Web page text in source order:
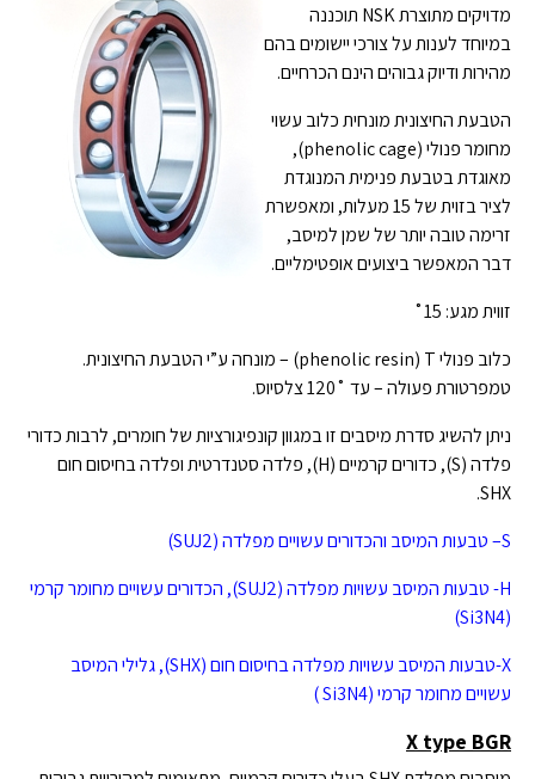
מדויקים מתוצרת NSK תוכננה
במיוחד לענות על צורכי יישומים בהם
מהירות ודיוק גבוהים הינם הכרחיים.
הטבעת החיצונית מונחית כלוב עשוי
מחומר פנולי (phenolic cage),
מאוגדת בטבעת פנימית המנוגדת
לציר בזוית של 15 מעלות, ומאפשרת
זרימה טובה יותר של שמן למיסב,
דבר המאפשר ביצועים אופטימליים.
זווית מגע: 15˚
כלוב פנולי phenolic resin) T) – מונחה ע”י הטבעת החיצונית.
טמפרטורת פעולה – עד ˚120 צלסיוס.
ניתן להשיג סדרת מיסבים זו במגוון קונפיגורציות של חומרים, לרבות כדורי
פלדה (S), כדורים קרמיים (H), פלדה סטנדרטית ופלדה בחיסום חום
SHX.
S– טבעות המיסב והכדורים עשויים מפלדה (SUJ2)
H- טבעות המיסב עשויות מפלדה (SUJ2), הכדורים עשויים מחומר קרמי
(Si3N4)
X-טבעות המיסב עשויות מפלדה בחיסום חום (SHX), גלילי המיסב
עשויים מחומר קרמי (Si3N4 )
X type BGR